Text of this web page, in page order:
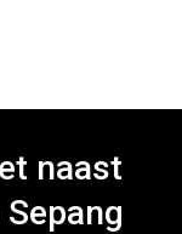
naast